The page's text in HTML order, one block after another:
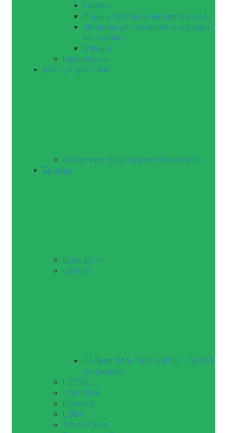
Кисти
Пады и абразивные материалы
Машины для нанесение и ухода
за полами
Валики
Герметики
УХОД И УБОРКА
Средства по уходу за паркетом
Бренды
Swiss Lake
OSMO
Полная палитра OSMO - проба
на дереве
HEMEL
GNATURE
Dusberg
LOBA
TimberCare